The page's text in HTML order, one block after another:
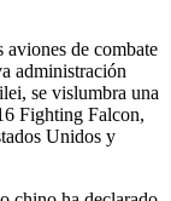
de combate
administración
se vislumbra una
Fighting Falcon,
Unidos y